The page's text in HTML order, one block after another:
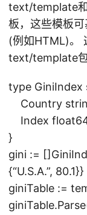
text/template
板，这些模板
(例如HTML)。
text/template包
type GiniIndex
Country
Index
}
gini :=
{“U.S.A.”, 80.1}}
giniTable :=